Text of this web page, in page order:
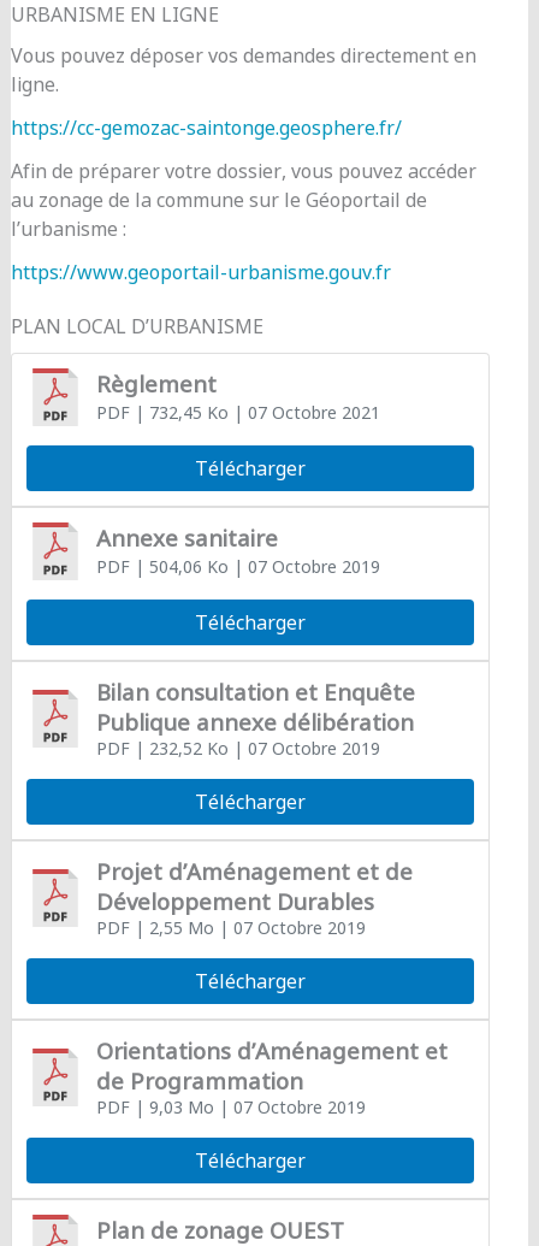
URBANISME EN LIGNE
Vous pouvez déposer vos demandes directement en
ligne.
https://cc-gemozac-saintonge.geosphere.fr/
Afin de préparer votre dossier, vous pouvez accéder
au zonage de la commune sur le Géoportail de
l’urbanisme :
https://www.geoportail-urbanisme.gouv.fr
PLAN LOCAL D’URBANISME
Règlement
PDF| 732,45 Ko | 07 Octobre 2021
Télécharger
Annexe sanitaire
PDF| 504,06 Ko | 07 Octobre 2019
Télécharger
Bilan consultation et Enquête
Publique annexe délibération
PDF| 232,52 Ko | 07 Octobre 2019
Télécharger
Projet d’Aménagement et de
Développement Durables
PDF| 2,55 Mo | 07 Octobre 2019
Télécharger
Orientations d’Aménagement et
de Programmation
PDF| 9,03 Mo | 07 Octobre 2019
Télécharger
Plan de zonage OUEST